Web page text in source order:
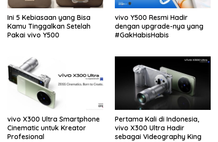
Ini 5 Kebiasaan yang Bisa
Kamu Tinggalkan Setelah
Pakai vivo Y500
vivo Y500 Resmi Hadir
dengan upgrade-nya yang
#GakHabisHabis
vivo X300 Ultra Smartphone
Cinematic untuk Kreator
Profesional
Pertama Kali di Indonesia,
vivo X300 Ultra Hadir
sebagai Videography King